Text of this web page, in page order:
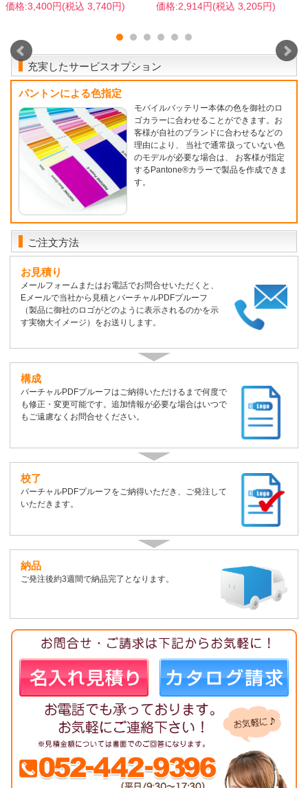
価格:3,400円(税込 3,740円) 価格:2,914円(税込 3,205円)
充実したサービスオプション
パントンによる色指定
モバイルバッテリー本体の色を御社のロ
ゴカラーに合わせることができます。お
客様が自社のブランドに合わせるなどの
理由により、 当社で通常扱っていない色
のモデルが必要な場合は、 お客様が指定
するPantone®カラーで製品を作成できま
す。
ご注文方法
お見積り
メールフォームまたはお電話でお問合せいただくと、
Eメールで当社から見積とバーチャルPDFプルーフ
（製品に御社のロゴがどのように表示されるのかを示
す実物大イメージ）をお送りします。
構成
バーチャルPDFプルーフはご納得いただけるまで何度で
も修正・変更可能です。追加情報が必要な場合はいつで
もご遠慮なくお問合せください。
校了
バーチャルPDFプルーフをご納得いただき、ご発注して
いただきます。
納品
ご発注後約3週間で納品完了となります。